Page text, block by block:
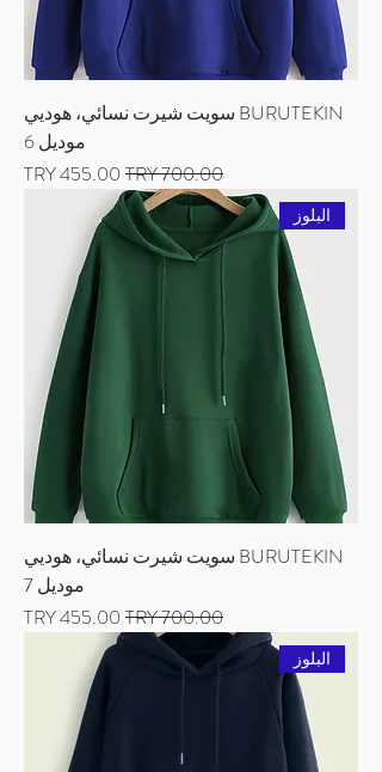
BURUTEKIN سويت شيرت نسائي، هوديي
موديل 6
سعر عادي
سعر البيع
البلوز
BURUTEKIN سويت شيرت نسائي، هوديي
موديل 7
سعر عادي
سعر البيع
البلوز